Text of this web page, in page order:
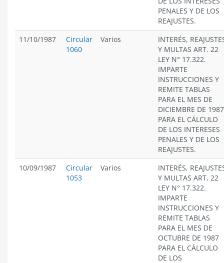
PENALES Y DE LOS
REAJUSTES.
11/10/1987
Circular
1060
Varios
INTERÉS,
Y MULTAS ART. 22
LEY N° 17.322.
IMPARTE
INSTRUCCIONES Y
REMITE TABLAS
PARA EL MES DE
DICIEMBRE DE 1987
PARA EL CÁLCULO
DE LOS INTERESES
PENALES Y DE LOS
REAJUSTES.
10/09/1987
Circular
1053
Varios
INTERÉS,
Y MULTAS ART. 22
LEY N° 17.322.
IMPARTE
INSTRUCCIONES Y
REMITE TABLAS
PARA EL MES DE
OCTUBRE DE 1987
PARA EL CÁLCULO
DE LOS